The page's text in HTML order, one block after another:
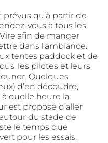
prévus qu’à partir de
vous à tous les
afin de manger
dans l’ambiance.
tentes paddock et de
les pilotes et leurs
Quelques
d’en découdre,
quelle heure la
est proposé d’aller
du stade de
le temps que
pour les essais.